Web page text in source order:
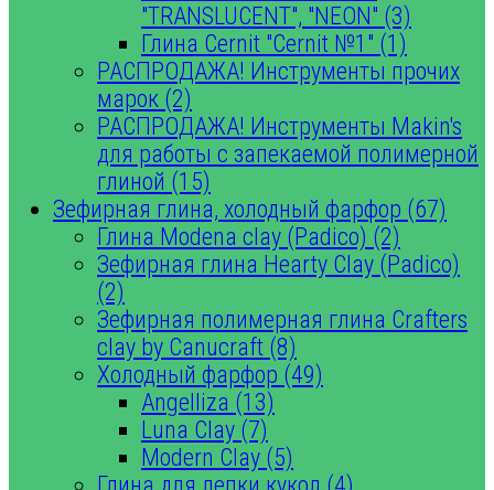
"TRANSLUCENT", "NEON" (3)
Глина Cernit "Cernit №1" (1)
РАСПРОДАЖА! Инструменты прочих
марок (2)
РАСПРОДАЖА! Инструменты Makin's
для работы с запекаемой полимерной
глиной (15)
Зефирная глина, холодный фарфор (67)
Глина Modena clay (Padico) (2)
Зефирная глина Hearty Clay (Padico)
(2)
Зефирная полимерная глина Crafters
clay by Canucraft (8)
Холодный фарфор (49)
Angelliza (13)
Luna Clay (7)
Modern Clay (5)